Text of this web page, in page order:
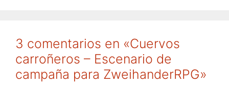
3 comentarios en «Cuervos
carroñeros – Escenario de
campaña para ZweihanderRPG»